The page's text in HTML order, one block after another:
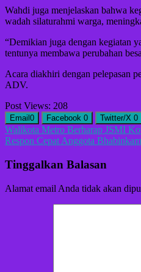
Wahdi juga menjelaskan bahwa
wadah silaturahmi warga,
“Demikian juga dengan kegiatan
tentunya membawa perubahan
Acara diakhiri dengan pelepasan
ADV.
Post Views: 208
Email 0 Facebook 0 Twitter/X 0
Navigasi
pos
Walikota Metro Berharap JSMI
Respon Cepat Anggota
Tinggalkan Balasan
Alamat email Anda tidak akan